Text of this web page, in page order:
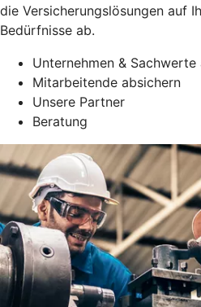
die Versicherungslösungen auf
Bedürfnisse ab.
Unternehmen & Sachwerte
Mitarbeitende absichern
Unsere Partner
Beratung